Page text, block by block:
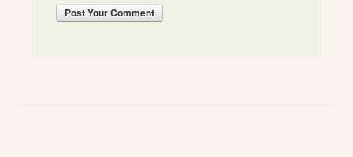
PostYour Comment